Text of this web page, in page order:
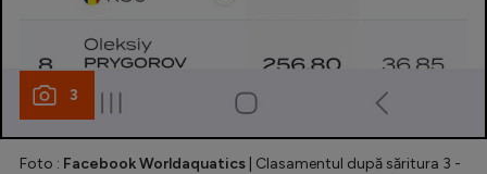
3
Foto : Facebook Worldaquatics | Clasamentul după săritura 3 -